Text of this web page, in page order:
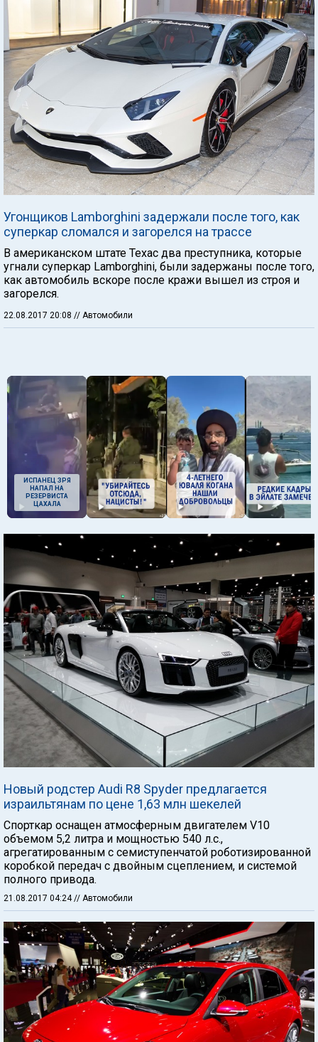
Угонщиков Lamborghini задержали после того, как
суперкар сломался и загорелся на трассе
В американском штате Техас два преступника, которые
угнали суперкар Lamborghini, были задержаны после того,
как автомобиль вскоре после кражи вышел из строя и
загорелся.
22.08.2017 20:08 // Автомобили
ИСПАНЕЦ ЗРЯ
НАПАЛ НА
РЕЗЕРВИСТА
ЦАХАЛА
Новый родстер Audi R8 Spyder предлагается
израильтянам по цене 1,63 млн шекелей
Спорткар оснащен атмосферным двигателем V10
объемом 5,2 литра и мощностью 540 л.с.,
агрегатированным с семиступенчатой роботизированной
коробкой передач с двойным сцеплением, и системой
полного привода.
21.08.2017 04:24// Автомобили